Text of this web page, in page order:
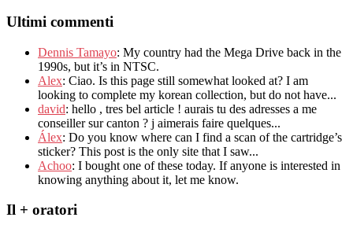
Ultimi commenti
Dennis Tamayo: My country had the Mega Drive back in the
1990s, but it’s in NTSC.
Alex: Ciao. Is this page still somewhat looked at? I am
looking to complete my korean collection, but do not have...
david: hello , tres bel article ! aurais tu des adresses a me
conseiller sur canton ? j aimerais faire quelques...
Álex: Do you know where can I find a scan of the cartridge’s
sticker? This post is the only site that I saw...
Achoo: I bought one of these today. If anyone is interested in
knowing anything about it, let me know.
Il + oratori